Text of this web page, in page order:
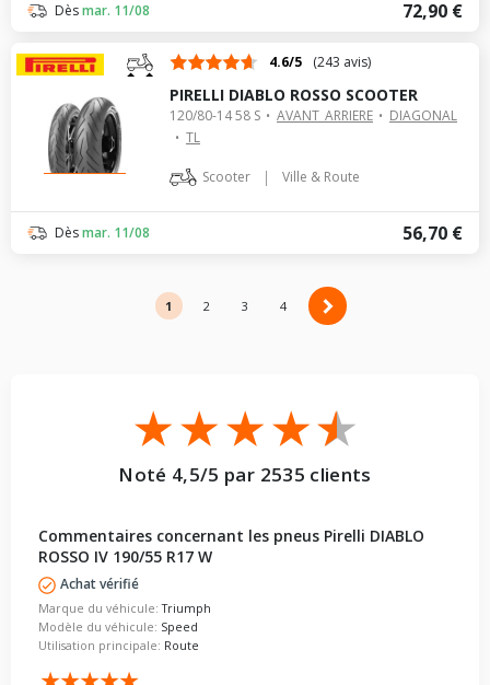
72,90 €
Dèsmar. 11/08
4.6/5 (243 avis)
PIRELLI DIABLO ROSSO SCOOTER
120/80-14 58 S AVANT_ARRIERE
DIAGONAL
TL
Scooter | Ville & Route
56,70 €
Dèsmar. 11/08
1 2 3 4
Noté 4,5/5 par 2535 clients
Commentaires concernant les pneus Pirelli DIABLO
ROSSO IV 190/55 R17 W
Achat vérifié
Marque du véhicule:Triumph
Modèle du véhicule: Speed
Utilisation principale: Route